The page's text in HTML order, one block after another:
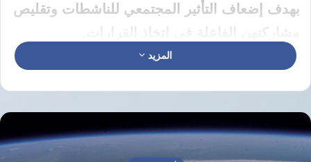
بهدف إضعاف التأثير المجتمعي للناشطات وتقليص
استهداف ممنهج ومحاولات إقصاء الناشطات
السوريات
تعتمد هذه الحملات على تحويل النقاش من القضايا
الوطنية أو الحقوقية إلى اتهامات شخصية، مما يحد
المزيد